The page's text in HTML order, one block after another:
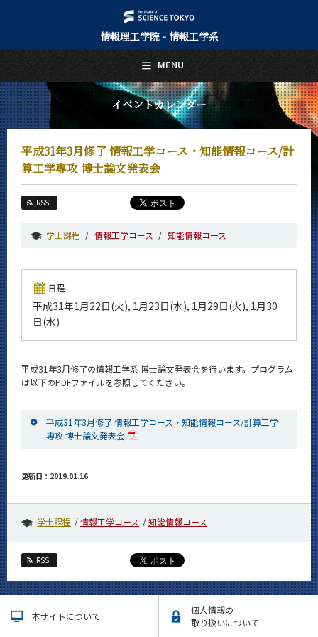
情報理工学院 - 情報工学系
イベントカレンダー
平成31年3月修了 情報工学コース・知能情報コース/計
算工学専攻 博士論文発表会
RSS
学士課程 情報工学コース 知能情報コース
日程
平成31年1月22日(火), 1月23日(水), 1月29日(火), 1月30
日(水)
平成31年3月修了の情報工学系 博士論文発表会を行います。プログラム
は以下のPDFファイルを参照してください。
平成31年3月修了 情報工学コース・知能情報コース/計算工学
専攻 博士論文発表会
更新日：2019.01.16
学士課程 情報工学コース 知能情報コース
RSS
本サイトについて
個人情報の
取り扱いについて
MENU
日本語 English
トップページ
Top Page
情報工学系について
About Us
教育
Education
教員・研究室
Faculty and Laboratories
未来
Admissions
情報工学系 News
News
Event Calendar
今後の課程別イベント
CLOSE